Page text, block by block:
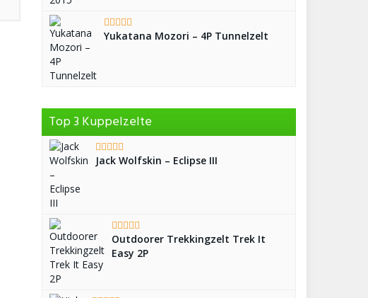
Yukatana Mozori – 4P Tunnelzelt
Top 3 Kuppelzelte
Jack Wolfskin – Eclipse III
Outdoorer Trekkingzelt Trek It
Easy 2P